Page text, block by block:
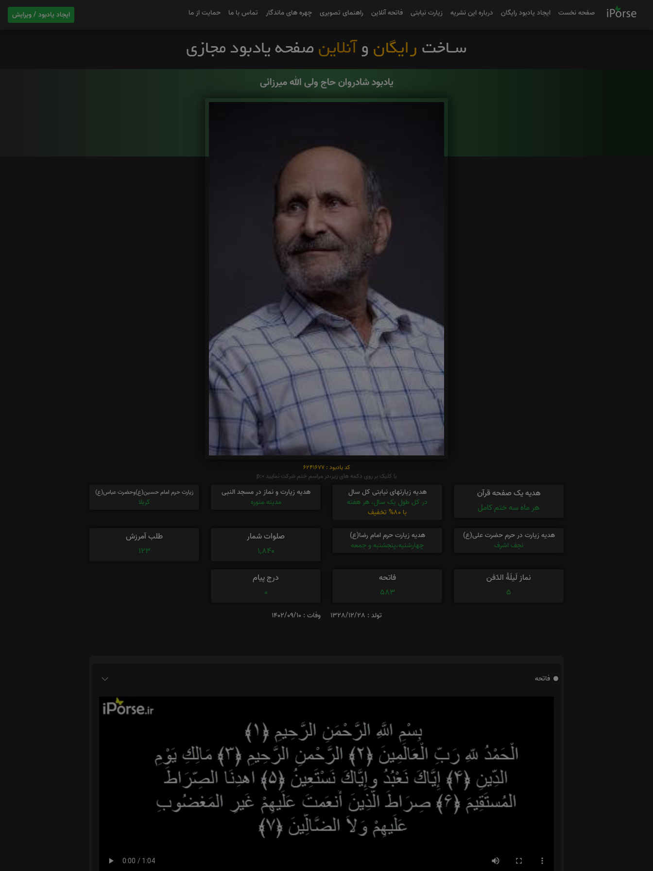
ایجاد یادبود / ویرایش صفحه نخست ایجاد یادبود رایگان درباره این نشریه زیارت نیابتی فاتحه آنلاین راهنمای تصویری چهره های ماندگار تماس با ما حمایت از ما
یادبود شادروان حاج ولی الله میرزائی
کد یادبود : 6241677
با کلیک بر روی دکمه های زیر،در مراسم ختم شرکت نمایید p:0
هدیه یک صفحه قرآن
هر ماه سه ختم کامل
هدیه زیارتهای نیابتی کل سال
در کل طول یک سال، هر هفته
با 80% تخفیف
هدیه زیارت و نماز در مسجد النبی
مدینه منوره
زیارت حرم امام حسین(ع)وحضرت عباس(ع)
کربلا
هدیه زیارت در حرم حضرت علی(ع)
نجف اشرف
هدیه زیارت حرم امام رضا(ع)
چهارشنبه،پنجشنبه و جمعه
صلوات شمار
1,840
طلب آمرزش
123
نماز لَیلَةُ الدّفن
5
فاتحه
583
درج پیام
0
تولد : 1328/12/28 وفات : 1402/09/10
فاتحه